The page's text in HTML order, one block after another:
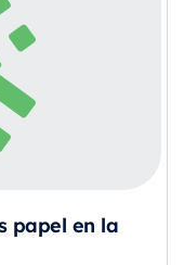
papel en la